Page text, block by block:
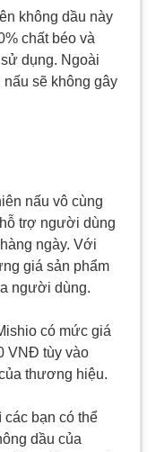
không dầu này
chất béo và
dụng. Ngoài
sẽ không gây
nấu vô cùng
trợ người dùng
ngày. Với
giá sản phẩm
người dùng.
có mức giá
VNĐ tùy vào
thương hiệu.
các bạn có thể
dầu của